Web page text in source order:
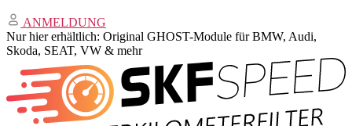
ANMELDUNG
Nur hier erhältlich: Original GHOST-Module für BMW, Audi,
Skoda, SEAT, VW & mehr